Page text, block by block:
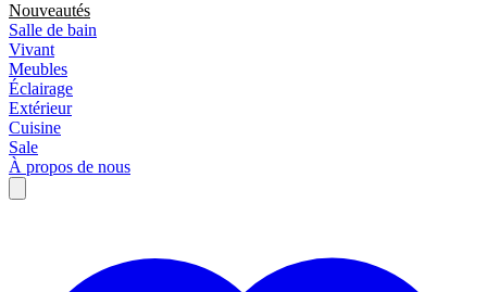
Nouveautés
Salle de bain
Vivant
Meubles
Éclairage
Extérieur
Cuisine
Sale
À propos de nous